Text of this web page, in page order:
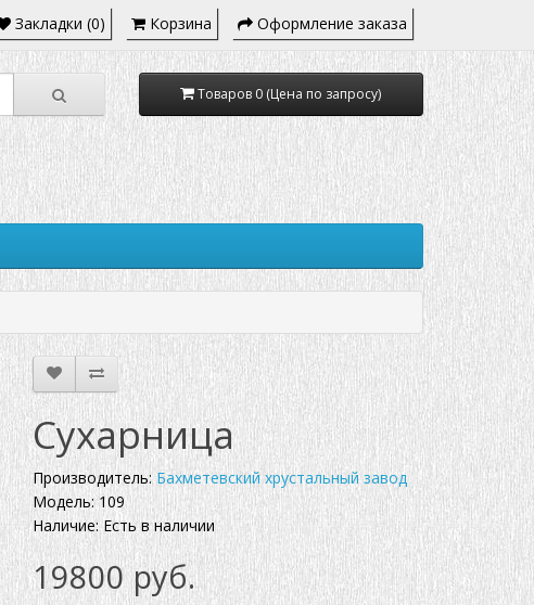
Закладки (0) Корзина Оформление заказа
Товаров 0 (Цена по запросу)
Сухарница
Производитель: Бахметевский хрустальный завод
Модель: 109
Наличие: Есть в наличии
19800 руб.